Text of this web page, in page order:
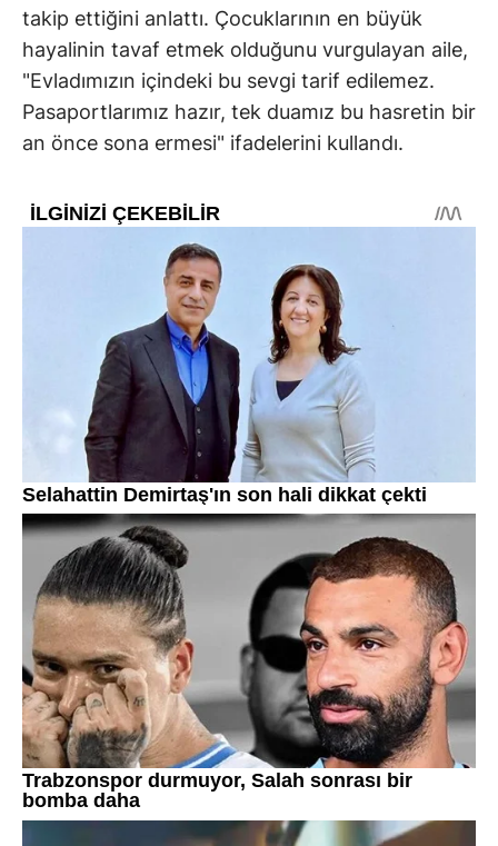
takip ettiğini anlattı. Çocuklarının en büyük
hayalinin tavaf etmek olduğunu vurgulayan aile,
"Evladımızın içindeki bu sevgi tarif edilemez.
Pasaportlarımız hazır, tek duamız bu hasretin bir
an önce sona ermesi" ifadelerini kullandı.